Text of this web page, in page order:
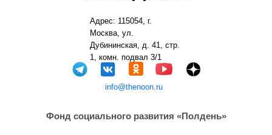
info@thenoon.ru
Фонд социального развития «Полдень»
Адрес: 115054, г.
Москва, ул.
Дубининская, д. 41, стр.
1, комн. подвал 3/1